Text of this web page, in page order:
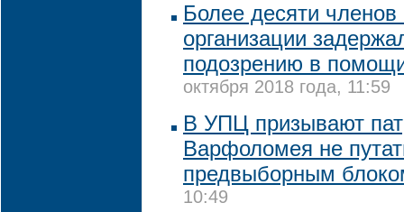
Более десяти
организации
подозрению в
октября 2018 года, 11:59
В УПЦ призывают
Варфоломея не
предвыборным
10:49